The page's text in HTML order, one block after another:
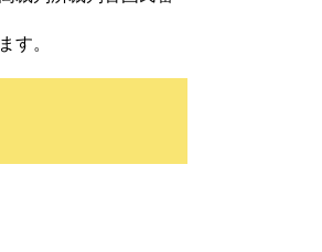
す。